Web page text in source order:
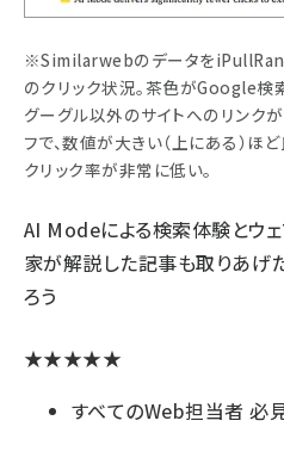
※Similarwebのデータを
のクリック状況。茶色がGoogle検
グーグル以外のサイトへのリンク
フで、数値が大きい（上にある）ほ
クリック率が非常に低い。
AI Modeによる検索体験とウ
家が解説した記事も取りあげ
ろう
★★★★★
すべてのWeb担当者 必見